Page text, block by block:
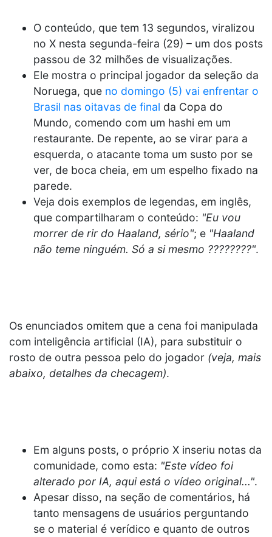
O conteúdo, que tem 13 segundos, viralizou
no X nesta segunda-feira (29) – um dos posts
passou de 32 milhões de visualizações.
Ele mostra o principal jogador da seleção da
Noruega, que no domingo (5) vai enfrentar o
Brasil nas oitavas de final da Copa do
Mundo, comendo com um hashi em um
restaurante. De repente, ao se virar para a
esquerda, o atacante toma um susto por se
ver, de boca cheia, em um espelho fixado na
parede.
Veja dois exemplos de legendas, em inglês,
que compartilharam o conteúdo: "Eu vou
morrer de rir do Haaland, sério"; e "Haaland
não teme ninguém. Só a si mesmo ????????".
Os enunciados omitem que a cena foi manipulada
com inteligência artificial (IA), para substituir o
rosto de outra pessoa pelo do jogador (veja, mais
abaixo, detalhes da checagem).
Em alguns posts, o próprio X inseriu notas da
comunidade, como esta: "Este vídeo foi
alterado por IA, aqui está o vídeo original...".
Apesar disso, na seção de comentários, há
tanto mensagens de usuários perguntando
se o material é verídico e quanto de outros